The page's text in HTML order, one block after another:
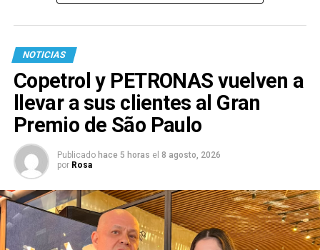
NOTICIAS
Copetrol y PETRONAS vuelven a
llevar a sus clientes al Gran
Premio de São Paulo
Publicado hace 5 horas el 8 agosto, 2026
por Rosa